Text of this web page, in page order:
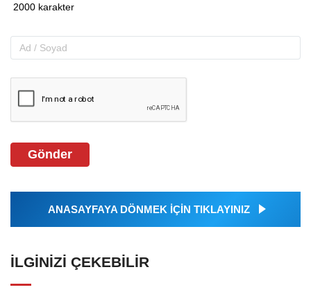
Gönder
ANASAYFAYA DÖNMEK İÇİN TIKLAYINIZ
İLGINIZI ÇEKEBILIR